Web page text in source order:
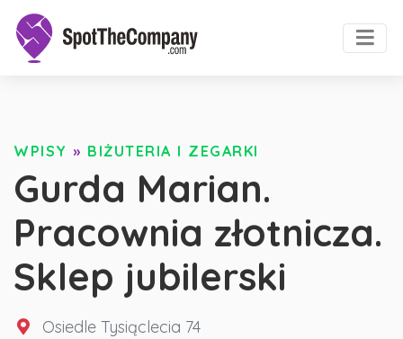
WPISY » BIŻUTERIA I ZEGARKI
Gurda Marian.
Pracownia złotnicza.
Sklep jubilerski
Osiedle Tysiąclecia 74